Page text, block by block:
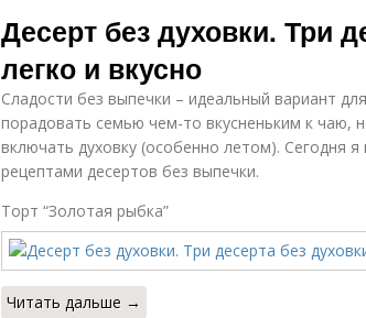
Десерт без духовки. Три
легко и вкусно
Сладости без выпечки – идеальный вариант
порадовать семью чем-то вкусненьким к чаю,
включать духовку (особенно летом). Сегодня
рецептами десертов без выпечки.
Торт “Золотая рыбка”
Читать дальше →